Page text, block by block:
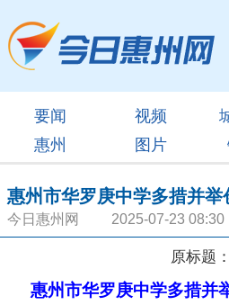
要闻 视频
惠州
图片
惠州市华罗庚中学多措并举
今日惠州网 2025-07-23 08:30
原标题：
惠州市华罗庚中学多措并